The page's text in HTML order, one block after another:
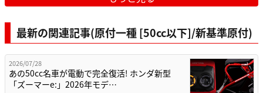
最新の関連記事(原付一種 [50cc以下]/新基準原付)
2026/07/28
あの50cc名車が電動で完全復活! ホンダ新型
「ズーマーe:」2026年モデ…